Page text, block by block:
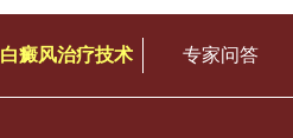
白癜风治疗技术 专家问答